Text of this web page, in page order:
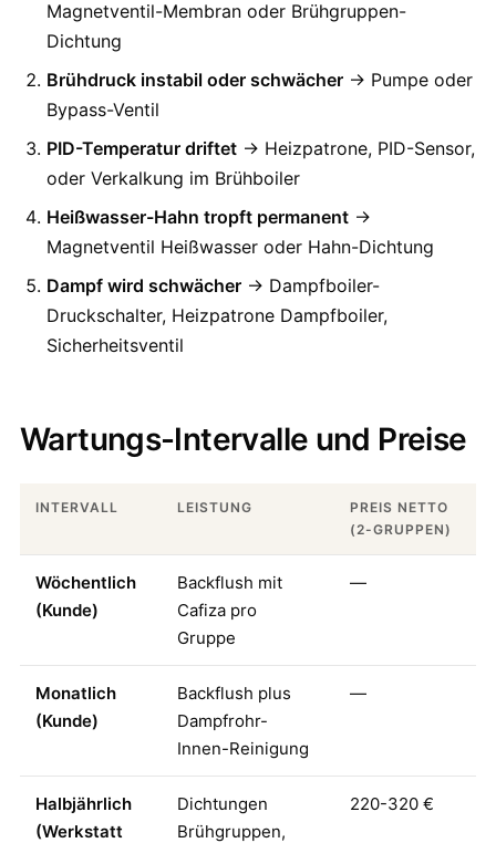
Magnetventil-Membran oder Brühgruppen-
Dichtung
Brühdruck instabil oder schwächer → Pumpe oder
Bypass-Ventil
PID-Temperatur driftet → Heizpatrone, PID-Sensor,
oder Verkalkung im Brühboiler
Heißwasser-Hahn tropft permanent →
Magnetventil Heißwasser oder Hahn-Dichtung
Dampf wird schwächer → Dampfboiler-
Druckschalter, Heizpatrone Dampfboiler,
Sicherheitsventil
Wartungs-Intervalle und Preise
INTERVALL LEISTUNG
PREIS NETTO
(2-GRUPPEN)
Wöchentlich
(Kunde)
Backflush mit
Cafiza pro
Gruppe
—
Monatlich
(Kunde)
Backflush plus
Dampfrohr-
Innen-Reinigung
—
Halbjährlich
(Werkstatt
Dichtungen
Brühgruppen,
220-320 €